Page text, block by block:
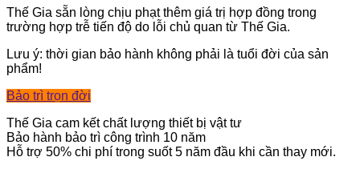
Thế Gia sẵn lòng chịu phạt thêm giá trị hợp đồng trong
trường hợp trễ tiến độ do lỗi chủ quan từ Thế Gia.
Lưu ý: thời gian bảo hành không phải là tuổi đời của sản
phẩm!
Bảo trì trọn đời
Thế Gia cam kết chất lượng thiết bị vật tư
Bảo hành bảo trì công trình 10 năm
Hỗ trợ 50% chi phí trong suốt 5 năm đầu khi cần thay mới.